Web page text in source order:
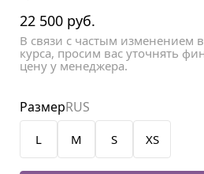
22 500 руб.
В связи с частым изменением
курса, просим вас уточнять
цену у менеджера.
L M S XS
РазмерRUS